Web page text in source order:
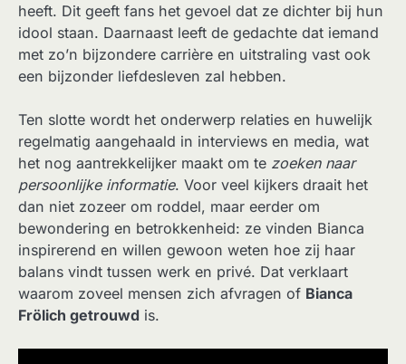
heeft. Dit geeft fans het gevoel dat ze dichter bij hun
idool staan. Daarnaast leeft de gedachte dat iemand
met zo’n bijzondere carrière en uitstraling vast ook
een bijzonder liefdesleven zal hebben.
Ten slotte wordt het onderwerp relaties en huwelijk
regelmatig aangehaald in interviews en media, wat
het nog aantrekkelijker maakt om te zoeken naar
persoonlijke informatie. Voor veel kijkers draait het
dan niet zozeer om roddel, maar eerder om
bewondering en betrokkenheid: ze vinden Bianca
inspirerend en willen gewoon weten hoe zij haar
balans vindt tussen werk en privé. Dat verklaart
waarom zoveel mensen zich afvragen of Bianca
Frölich getrouwd is.